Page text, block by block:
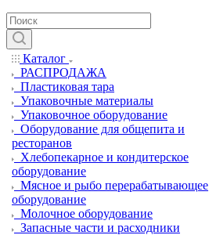
Каталог
РАСПРОДАЖА
Пластиковая тара
Упаковочные материалы
Упаковочное оборудование
Оборудование для общепита и
ресторанов
Хлебопекарное и кондитерское
оборудование
Мясное и рыбо перерабатывающее
оборудование
Молочное оборудование
Запасные части и расходники